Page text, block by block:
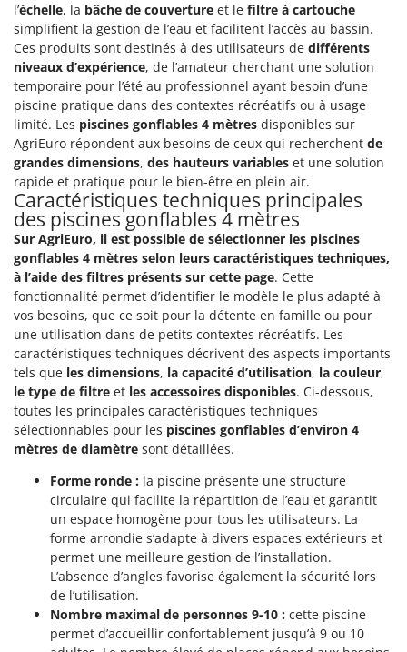
Pulvérisateurs
Pulvérisateurs portés
R
Rafraîchisseurs d'air par évaporation
Rampes de chargement en aluminium
Râpes à fromage électriques
Râteaux pour tracteur
Remplisseuses
Robots nettoyeurs de piscine
Robots Tondeuses
Rogneuses de souches
Rouleaux pour tracteur
S
Scies à os
Scies à Ruban
Scies alternatives à batterie
Scies de jardin télescopiques
Sécateurs et Échenilloirs manuels
Sécateurs pneumatiques
Semoirs et Épandeurs d'engrais
Socs pour tracteur
Souffleurs aspirateurs pour Feuilles
Soufreuses - Poudreuses à dos
GRIFO
GVS
GYS
H
Hailo
Helvi
Henx
HiKOKI
Honda
I
Idromatic
Il-Tec
Imperia
Infaco
Intec
Intex
Italyco
ITM
JOLLY ITALIA
KAAZ
Karcher
Kasco
l’échelle, la bâche de couverture et le filtre à cartouche
simplifient la gestion de l’eau et facilitent l’accès au bassin.
Ces produits sont destinés à des utilisateurs de différents
niveaux d’expérience, de l’amateur cherchant une solution
temporaire pour l’été au professionnel ayant besoin d’une
piscine pratique dans des contextes récréatifs ou à usage
limité. Les piscines gonflables 4 mètres disponibles sur
AgriEuro répondent aux besoins de ceux qui recherchent de
grandes dimensions, des hauteurs variables et une solution
rapide et pratique pour le bien-être en plein air.
Caractéristiques techniques principales
des piscines gonflables 4 mètres
Sur AgriEuro, il est possible de sélectionner les piscines
gonflables 4 mètres selon leurs caractéristiques techniques,
à l’aide des filtres présents sur cette page. Cette
fonctionnalité permet d’identifier le modèle le plus adapté à
vos besoins, que ce soit pour la détente en famille ou pour
une utilisation dans de petits contextes récréatifs. Les
caractéristiques techniques décrivent des aspects importants
tels que les dimensions, la capacité d’utilisation, la couleur,
le type de filtre et les accessoires disponibles. Ci-dessous,
toutes les principales caractéristiques techniques
sélectionnables pour les piscines gonflables d’environ 4
mètres de diamètre sont détaillées.
Forme ronde : la piscine présente une structure
circulaire qui facilite la répartition de l’eau et garantit
un espace homogène pour tous les utilisateurs. La
forme arrondie s’adapte à divers espaces extérieurs et
permet une meilleure gestion de l’installation.
L’absence d’angles favorise également la sécurité lors
de l’utilisation.
Nombre maximal de personnes 9-10 : cette piscine
permet d’accueillir confortablement jusqu’à 9 ou 10